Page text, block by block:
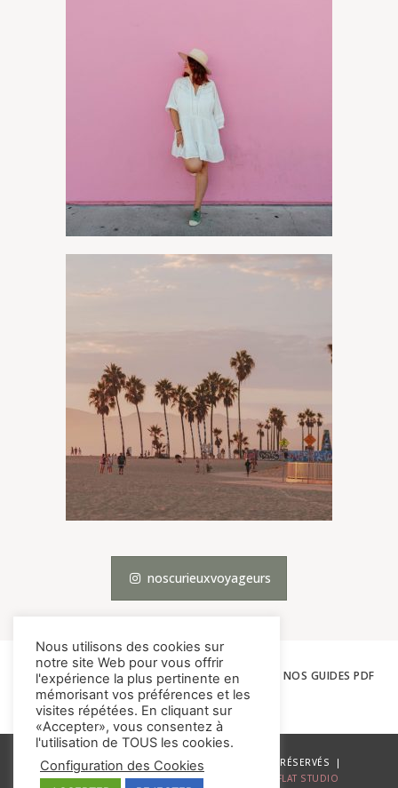
noscurieuxvoyageurs
ACCUEIL LES VOYAGES THÉMATIQUES
NOS GUIDES PDF
À PROPOS
CONTACT
© NOS CURIEUX VOYAGEURS – TOUS DROITS RÉSERVÉS |
MENTIONS LÉGALES| SITE DÉVELOPPÉ PAR FLAT STUDIO
Nous utilisons des cookies sur
notre site Web pour vous offrir
l'expérience la plus pertinente en
mémorisant vos préférences et les
visites répétées. En cliquant sur
«Accepter», vous consentez à
l'utilisation de TOUS les cookies.
Configuration des Cookies